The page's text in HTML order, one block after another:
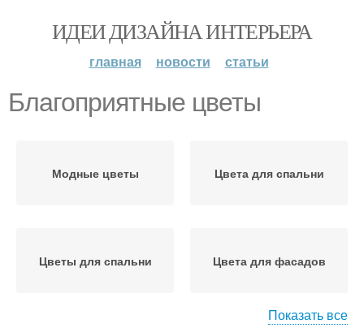
ИДЕИ ДИЗАЙНА ИНТЕРЬЕРА
главная новости статьи
Благоприятные цветы
Модные цветы Цвета для спальни
Цветы для спальни Цвета для фасадов
Показать все